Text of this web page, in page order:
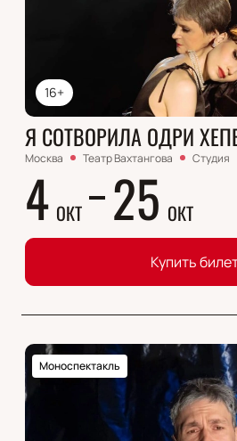
16+
Я СОТВОРИЛА ОДРИ
Москва Театр Вахтангова Студия
4 ОКТ 25 ОКТ
Купить
Моноспектакль